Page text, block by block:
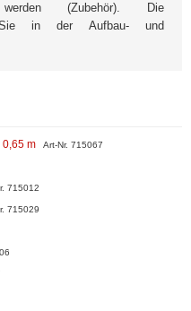
werden (Zubehör). Die
Sie in der Aufbau- und
0,65 m Art-Nr. 715067
715012
715029